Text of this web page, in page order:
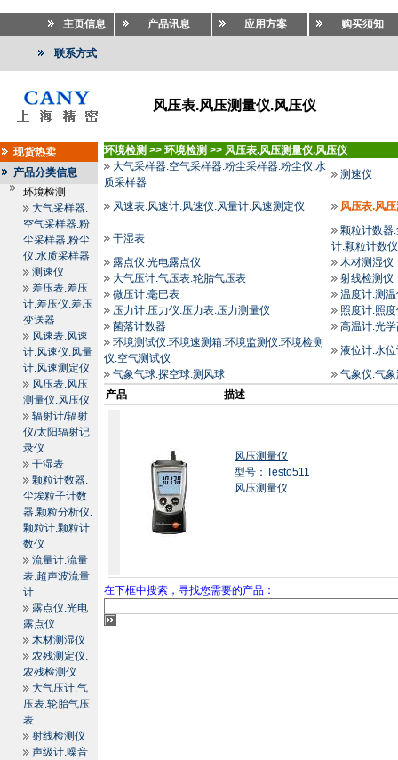
主页信息 产品讯息 应用方案 购买须知
联系方式
风压表.风压测量仪.风压仪
现货热卖
产品分类信息
环境检测
大气采样器.
空气采样器.粉
尘采样器.粉尘
仪.水质采样器
测速仪
差压表.差压
计.差压仪.差压
变送器
风速表.风速
计.风速仪.风量
计.风速测定仪
风压表.风压
测量仪.风压仪
辐射计/辐射
仪/太阳辐射记
录仪
干湿表
颗粒计数器.
尘埃粒子计数
器.颗粒分析仪.
颗粒计.颗粒计
数仪
流量计.流量
表.超声波流量
计
露点仪.光电
露点仪
木材测湿仪
农残测定仪.
农残检测仪
大气压计.气
压表.轮胎气压
表
射线检测仪
声级计.噪音
环境检测 >> 环境检测 >> 风压表.风压测量仪.风压仪
大气采样器.空气采样器.粉尘采样器.粉尘仪.水
质采样器
测速仪
风速表.风速计.风速仪.风量计.风速测定仪 风压表.风
干湿表
颗粒计数器
计.颗粒计数仪
露点仪.光电露点仪
木材测湿仪
大气压计.气压表.轮胎气压表
射线检测仪
微压计.毫巴表
温度计.测
压力计.压力仪.压力表.压力测量仪
照度计.照
菌落计数器
高温计.光
环境测试仪.环境速测箱.环境监测仪.环境检测
仪.空气测试仪
液位计.水
气象气球.探空球.测风球
气象仪.气
产品
描述
风压测量仪
型号：Testo511
风压测量仪
在下框中搜索，寻找您需要的产品：